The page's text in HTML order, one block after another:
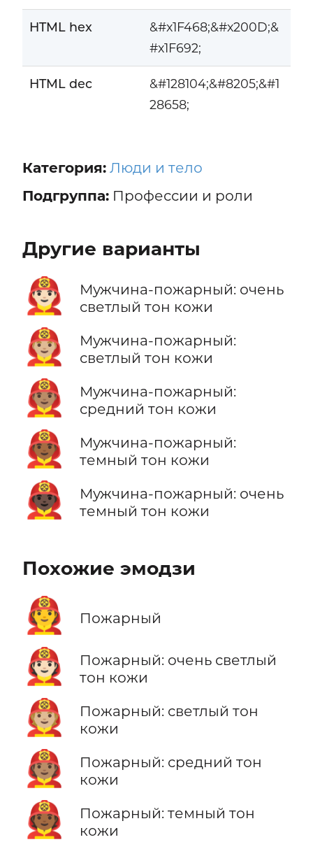
HTML hex
&#x1F468;&#x200D;&
#x1F692;
HTML dec
&#128104;&#8205;&#1
28658;
Категория: Люди и тело
Подгруппа:Профессии и роли
Другие варианты
👨🏻‍🚒
Мужчина-пожарный: очень
светлый тон кожи
👨🏼‍🚒
Мужчина-пожарный:
светлый тон кожи
👨🏽‍🚒
Мужчина-пожарный:
средний тон кожи
👨🏾‍🚒
Мужчина-пожарный:
темный тон кожи
👨🏿‍🚒
Мужчина-пожарный: очень
темный тон кожи
Похожие эмодзи
🧑‍🚒 Пожарный
🧑🏻‍🚒
Пожарный: очень светлый
тон кожи
🧑🏼‍🚒
Пожарный: светлый тон
кожи
🧑🏽‍🚒
Пожарный: средний тон
кожи
🧑🏾‍🚒
Пожарный: темный тон
кожи